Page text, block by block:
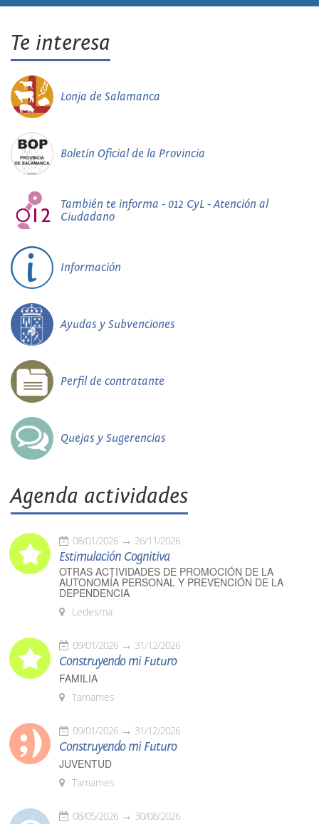
Te interesa
Lonja de Salamanca
Boletín Oficial de la Provincia
También te informa - 012 CyL - Atención al
Ciudadano
Información
Ayudas y Subvenciones
Perfil de contratante
Quejas y Sugerencias
Agenda actividades
08/01/2026 26/11/2026
Estimulación Cognitiva
OTRAS ACTIVIDADES DE PROMOCIÓN DE LA
AUTONOMÍA PERSONAL Y PREVENCIÓN DE LA
DEPENDENCIA
Ledesma
09/01/2026 31/12/2026
Construyendo mi Futuro
FAMILIA
Tamames
09/01/2026 31/12/2026
Construyendo mi Futuro
JUVENTUD
Tamames
08/05/2026 30/08/2026